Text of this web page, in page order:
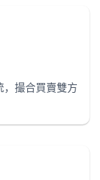
，撮合買賣雙方